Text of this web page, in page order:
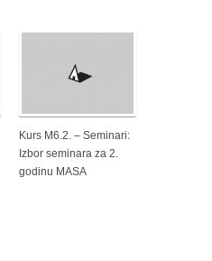
Kurs M6.2. – Seminari:
Izbor seminara za 2.
godinu MASA